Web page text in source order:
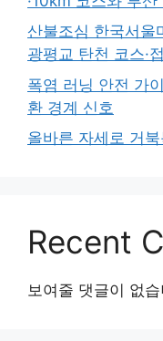
산불조심 한국서울
광평교 탄천 코스·
폭염 러닝 안전 가
환 경계 신호
올바른 자세로 거
Recent
보여줄 댓글이 없